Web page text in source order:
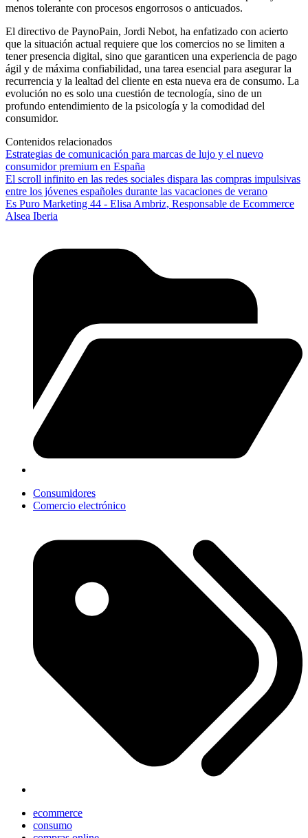
menos tolerante con procesos engorrosos o anticuados.
El directivo de PaynoPain, Jordi Nebot, ha enfatizado con acierto
que la situación actual requiere que los comercios no se limiten a
tener presencia digital, sino que garanticen una experiencia de pago
ágil y de máxima confiabilidad, una tarea esencial para asegurar la
recurrencia y la lealtad del cliente en esta nueva era de consumo. La
evolución no es solo una cuestión de tecnología, sino de un
profundo entendimiento de la psicología y la comodidad del
consumidor.
Contenidos relacionados
Estrategias de comunicación para marcas de lujo y el nuevo
consumidor premium en España
El scroll infinito en las redes sociales dispara las compras impulsivas
entre los jóvenes españoles durante las vacaciones de verano
Es Puro Marketing 44 - Elisa Ambriz, Responsable de Ecommerce
Alsea Iberia
Consumidores
Comercio electrónico
ecommerce
consumo